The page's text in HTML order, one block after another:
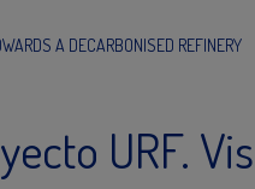
A DECARBONISED REFINERY
URF.